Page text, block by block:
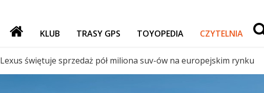
KLUB
NASZE IMPREZY
TRASY GPS TOYOPEDIA CZYTELNIA
AKTUALNOŚCI
characters
results.
Lexus świętuje sprzedaż pół miliona suv-ów na europejskim rynku